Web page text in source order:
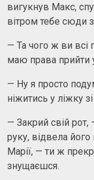
вигукнув Макс,
вітром тебе сюди
— Та чого ж ви
маю права прийти
— Ну я просто
ніжитись у ліжку
— Закрий свій
руку, відвела його
Марії, — ти ж
знущаєшся.